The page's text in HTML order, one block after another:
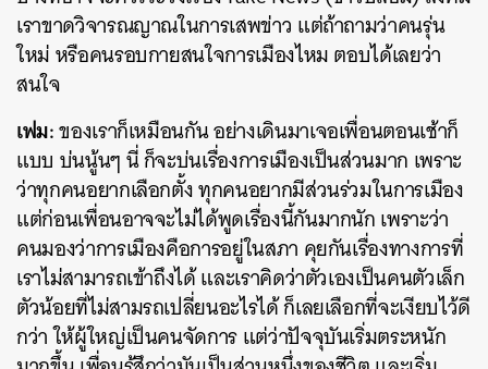
เราขาดวิจารณญาณในการเสพข่าว แต่ถ้าถามว่าคนรุ่น
ใหม่ หรือคนรอบกายสนใจการเมืองไหม ตอบได้เลยว่า
สนใจ
เฟม:ของเราก็เหมือนกัน อย่างเดินมาเจอเพื่อนตอนเช้าก็
แบบ บ่นนู้นๆ นี่ ก็จะบ่นเรื่องการเมืองเป็นส่วนมาก เพราะ
ว่าทุกคนอยากเลือกตั้ง ทุกคนอยากมีส่วนร่วมในการเมือง
แต่ก่อนเพื่อนอาจจะไม่ได้พูดเรื่องนี้กันมากนัก เพราะว่า
คนมองว่าการเมืองคือการอยู่ในสภา คุยกันเรื่องทางการที่
เราไม่สามารถเข้าถึงได้ และเราคิดว่าตัวเองเป็นคนตัวเล็ก
ตัวน้อยที่ไม่สามรถเปลี่ยนอะไรได้ ก็เลยเลือกที่จะเงียบไว้ดี
กว่า ให้ผู้ใหญ่เป็นคนจัดการ แต่ว่าปัจจุบันเริ่มตระหนัก